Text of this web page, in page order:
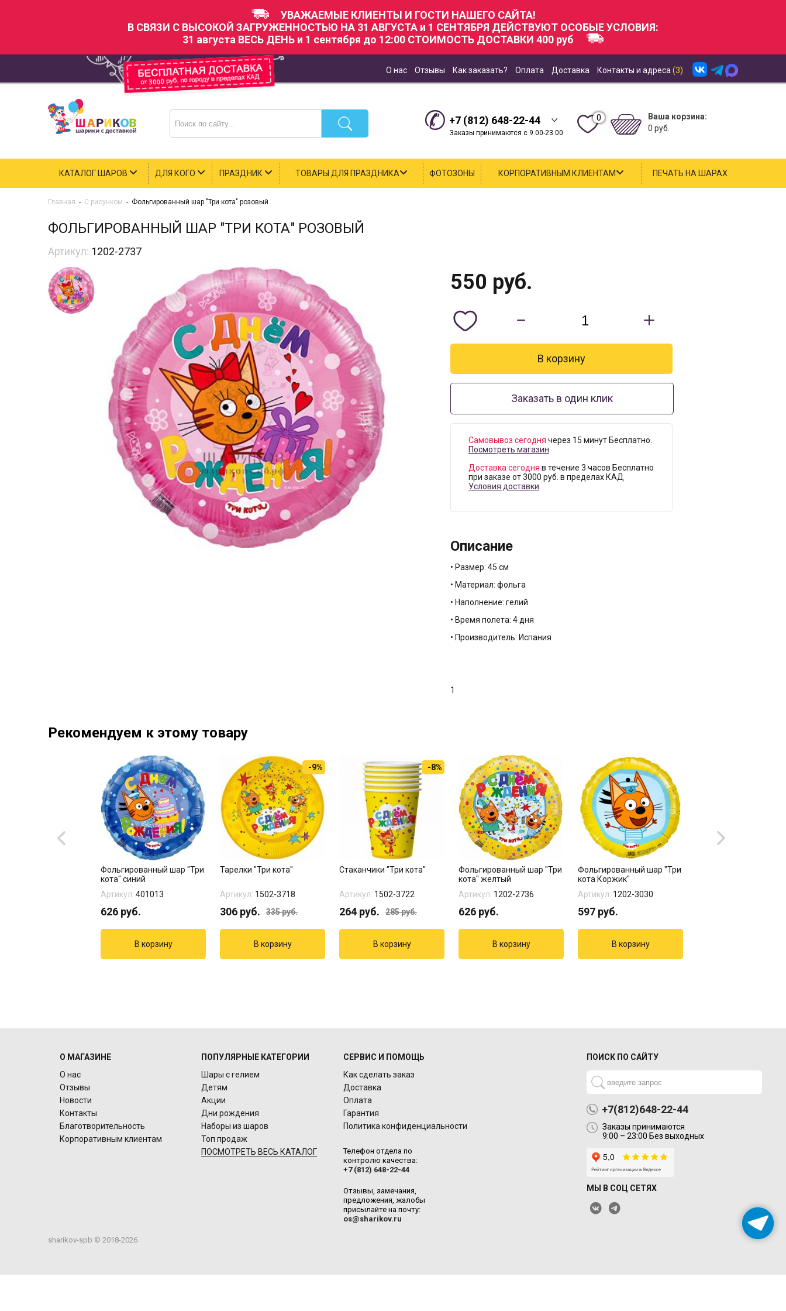
УВАЖАЕМЫЕ КЛИЕНТЫ И ГОСТИ НАШЕГО САЙТА!
В СВЯЗИ С ВЫСОКОЙ ЗАГРУЖЕННОСТЬЮ НА 31 АВГУСТА и 1 СЕНТЯБРЯ ДЕЙСТВУЮТ ОСОБЫЕ УСЛОВИЯ:
31 августа ВЕСЬ ДЕНЬ и 1 сентября до 12:00 СТОИМОСТЬ ДОСТАВКИ 400 руб
О нас Отзывы Как заказать? Оплата Доставка Контакты и адреса (3)
+7 (812) 648-22-44
Заказы принимаются с 9.00-23.00
0
Ваша корзина:
0 руб.
КАТАЛОГ ШАРОВ ДЛЯ КОГО ПРАЗДНИК ТОВАРЫ ДЛЯ ПРАЗДНИКА ФОТОЗОНЫ КОРПОРАТИВНЫМ КЛИЕНТАМ ПЕЧАТЬ НА ШАРАХ
Главная - С рисунком - Фольгированный шар "Три кота" розовый
ФОЛЬГИРОВАННЫЙ ШАР "ТРИ КОТА" РОЗОВЫЙ
Артикул: 1202-2737
550 руб.
Заказать в один клик
Самовывоз сегодня через 15 минут Бесплатно.
Посмотреть магазин
Доставка сегодня в течение 3 часов Бесплатно
при заказе от 3000 руб. в пределах КАД
Условия доставки
Описание
• Размер: 45 см
• Материал: фольга
• Наполнение: гелий
• Время полета: 4 дня
• Производитель: Испания
1
Рекомендуем к этому товару
Фольгированный шар "Три
кота" синий
Артикул: 401013
626 руб.
-9%
Тарелки "Три кота"
Артикул: 1502-3718
306 руб. 335руб.
-8%
Стаканчики "Три кота"
Артикул: 1502-3722
264 руб. 285руб.
Фольгированный шар "Три
кота" желтый
Артикул: 1202-2736
626 руб.
Фольгированный шар "Три
кота Коржик"
Артикул: 1202-3030
597 руб.
О МАГАЗИНЕ
О нас
Отзывы
Новости
Контакты
Благотворительность
Корпоративным клиентам
ПОПУЛЯРНЫЕ КАТЕГОРИИ
Шары с гелием
Детям
Акции
Дни рождения
Наборы из шаров
Топ продаж
ПОСМОТРЕТЬ ВЕСЬ КАТАЛОГ
СЕРВИС И ПОМОЩЬ
Как сделать заказ
Доставка
Оплата
Гарантия
Политика конфиденциальности
Телефон отдела по
контролю качества:
+7 (812) 648-22-44
Отзывы, замечания,
предложения, жалобы
присылайте на почту:
os@sharikov.ru
ПОИСК ПО САЙТУ
+7(812)648-22-44
Заказы принимаются
9:00 – 23:00 Без выходных
МЫ В СОЦ СЕТЯХ
sharikov-spb © 2018-2026